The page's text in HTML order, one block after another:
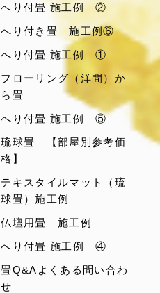
へり付畳 施工例 ②
へり付き畳 施工例⑥
へり付畳 施工例 ①
フローリング（洋間）か
ら畳
へり付畳 施工例 ⑤
琉球畳 【部屋別参考価
格】
テキスタイルマット（琉
球畳）施工例
仏壇用畳 施工例
へり付畳 施工例 ④
畳Q&Aよくある問い合わ
せ